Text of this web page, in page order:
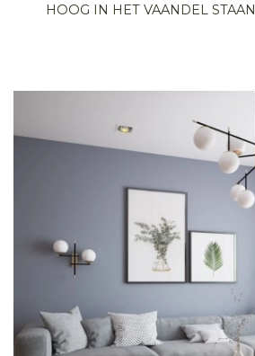
HOOG IN HET VAANDEL STAAN